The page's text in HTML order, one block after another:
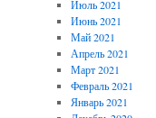
Июль 2021
Июнь 2021
Май 2021
Апрель 2021
Март 2021
Февраль 2021
Январь 2021